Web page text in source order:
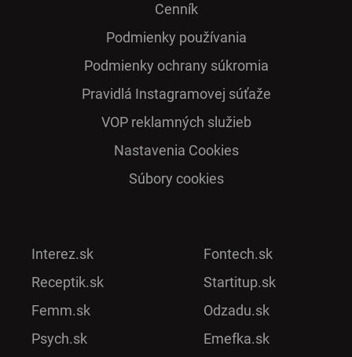
Cenník
Podmienky používania
Podmienky ochrany súkromia
Pra­vidlá Ins­ta­gra­mo­vej sú­ťaže
VOP reklamných služieb
Nastavenia Cookies
Súbory cookies
Interez.sk
Receptik.sk
Femm.sk
Psych.sk
Fontech.sk
Startitup.sk
Odzadu.sk
Emefka.sk